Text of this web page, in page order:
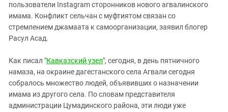
Ставропольский край
Чечня
Южная Осетия
Южный Кавказ
ЮФО
пользователи Instagram сторонников нового агвалинского
имама. Конфликт сельчан с муфтиятом связан со
стремлением джамаата к самоорганизации, заявил блогер
Расул Асад.
Как писал "Кавказский узел", сегодня, в день пятничного
намаза, на окраине дагестанского села Агвали сегодня
собралось множество людей, объявивших о назначении
имама из другого села. По словам представителя
администрации Цумадинского района, эти люди уже